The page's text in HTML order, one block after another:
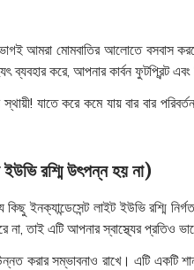
আমরা মোমবাতির আলোতে বসবাস
ব্যবহার করে, আপনার কার্বন ফুটপ্রিন্ট
যাতে করে কমে যায় বার বার
রশ্মি উৎপন্ন হয় না)
ইনক্যান্ডেসেন্ট লাইট ইউভি রশ্মি
না, তাই এটি আপনার স্বাস্থ্যের
করার সম্ভাবনাও রাখে। এটি একটি